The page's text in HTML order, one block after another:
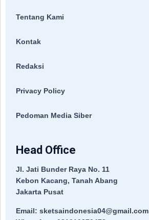
Tentang Kami
Kontak
Redaksi
Privacy Policy
Pedoman Media Siber
Head Office
Jl. Jati Bunder Raya No. 11
Kebon Kacang, Tanah Abang
Jakarta Pusat
Email: sketsaindonesia04@gmail.com